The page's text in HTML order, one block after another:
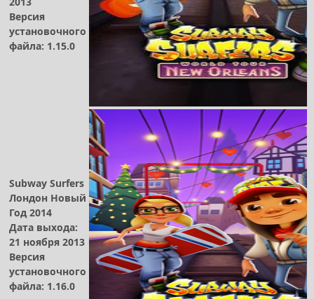
Версия
установочного
файла: 1.15.0
Subway Surfers
Лондон Новый
Год 2014
Дата выхода:
21 ноября 2013
Версия
установочного
файла: 1.16.0